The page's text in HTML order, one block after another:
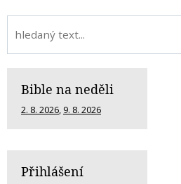
Bible na neděli
2. 8. 2026, 9. 8. 2026
Přihlášení